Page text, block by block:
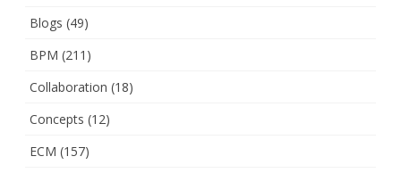
Blogs (49)
BPM (211)
Collaboration (18)
Concepts (12)
ECM (157)